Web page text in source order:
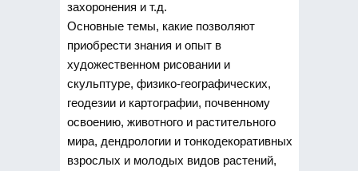
захоронения и т.д.
Основные темы, какие позволяют
приобрести знания и опыт в
художественном рисовании и
скульптуре, физико-географических,
геодезии и картографии, почвенному
освоению, животного и растительного
мира, дендрологии и тонкодекоративных
взрослых и молодых видов растений,